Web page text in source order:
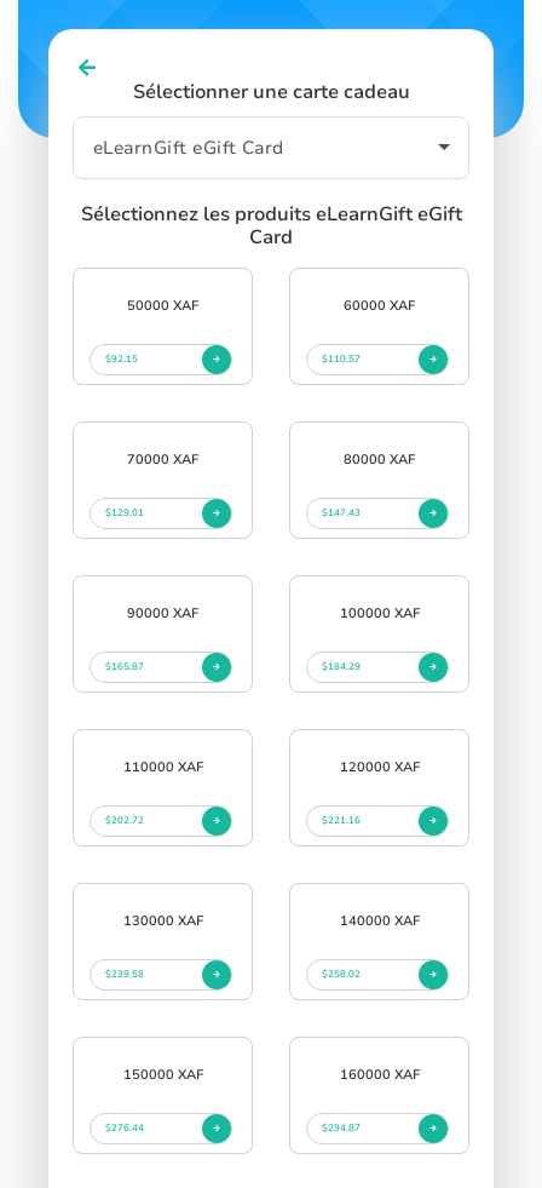
Sélectionner une carte cadeau
Sélectionnez les produits eLearnGift eGift
Card
50000 XAF
$92.15
60000 XAF
$110.57
70000 XAF
$129.01
80000 XAF
$147.43
90000 XAF
$165.87
100000 XAF
$184.29
110000 XAF
$202.72
120000 XAF
$221.16
130000 XAF
$239.58
140000 XAF
$258.02
150000 XAF
$276.44
160000 XAF
$294.87